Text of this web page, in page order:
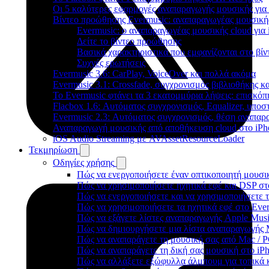
Οι 5 καλύτερες εφαρμογές αναπαραγωγής μουσικής
Βίντεο προώθησης Evermusic: αναπαραγωγέας
Evermusic: ο αναπαραγωγέας μουσικής cloud για
Δείτε το βίντεο προώθησης
Βασικά χαρακτηριστικά που εμφανίζονται στο
Συχνές ερωτήσεις
Evermusic 3.6: CarPlay, VoiceOver και πολλά ακόμα
Evermusic 3.1: Crossfade, συγχρονισμός βιβλιοθήκης
Το Evermusic φτάνει τα 3 εκατομμύρια λήψεις:
Flacbox 1.6: Αυτόματος συγχρονισμός, Equalizer,
Evermusic 2.3: Αυτόματος συγχρονισμός, θέση
Αναπαραγωγή μουσικής από αποθήκευση cloud στο
iOS Audio Streaming με AVAssetResourceLoader
Τεκμηρίωση
Οδηγίες χρήσης
Πώς να ενεργοποιήσετε έναν οπτικοποιητή
Πώς να χρησιμοποιήσετε ηχητικά εφέ και DSP
Πώς να ενεργοποιήσετε και να
Πώς να χρησιμοποιήσετε τα ηχητικά εφέ στο
Πώς να εξάγετε λίστες αναπαραγωγής Apple
Πώς να δημιουργήσετε μια λίστα
Πώς να αναπαράγετε τη μουσική σας από Mac /
Πώς να αναπαράγετε τη δική σας μουσική στο
Πώς να αλλάξετε εξώφυλλα άλμπουμ για